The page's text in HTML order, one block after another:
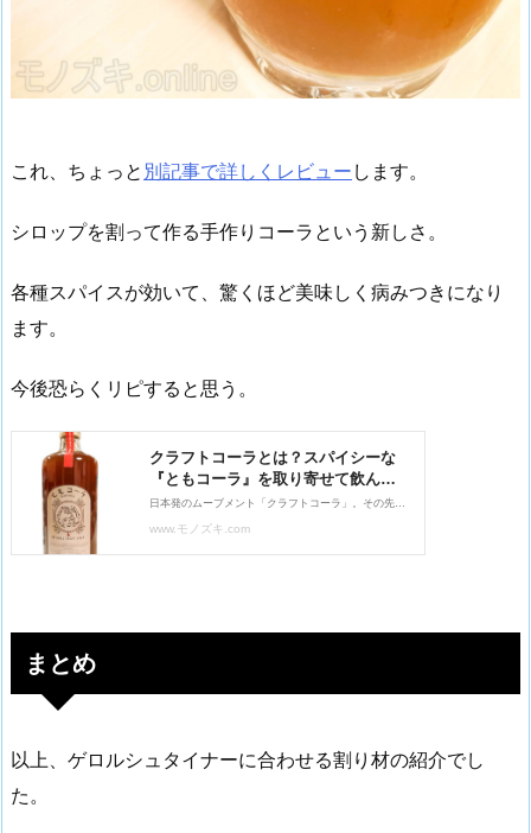
これ、ちょっと 別記事で詳しくレビューします。
シロップを割って作る手作りコーラという新しさ。
各種スパイスが効いて、驚くほど美味しく病みつきになり
ます。
今後恐らくリピすると思う。
まとめ
以上、ゲロルシュタイナーに合わせる割り材の紹介でし
た。